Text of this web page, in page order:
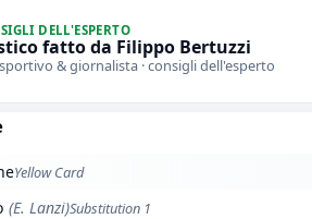
DELL'ESPERTO
fatto da Filippo Bertuzzi
& giornalista · consigli dell'esperto
Yellow Card
(E. Lanzi)Substitution 1